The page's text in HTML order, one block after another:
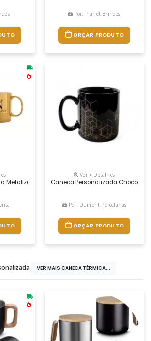
Por: Planet Brindes
ORÇAR PRODUTO
Metalizada Personalizada
Ver + Detalhes
Caneca Personalizada Chocolate
Por: Dumont Porcelanas
ORÇAR PRODUTO
VER MAIS CANECA TÉRMICA...